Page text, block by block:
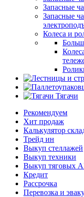
Запасные
Запасные
Колеса и
Тягачи
Рекомендуем
Хит продаж
Калькулятор
Трейд ин
Выкуп стеллажей
Выкуп техники
Выкуп тяговых
Кредит
Рассрочка
Перевозка и